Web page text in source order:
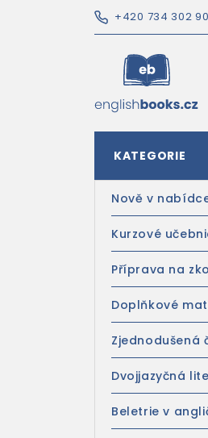
+420 734 302
KATEGORIE
Nově v
Kurzové
Příprava na
Doplňkové
Zjednodušená
Dvojjazyčná
Beletrie v